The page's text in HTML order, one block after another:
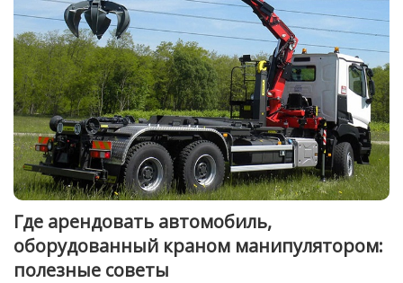
Где арендовать автомобиль,
оборудованный краном манипулятором:
полезные советы